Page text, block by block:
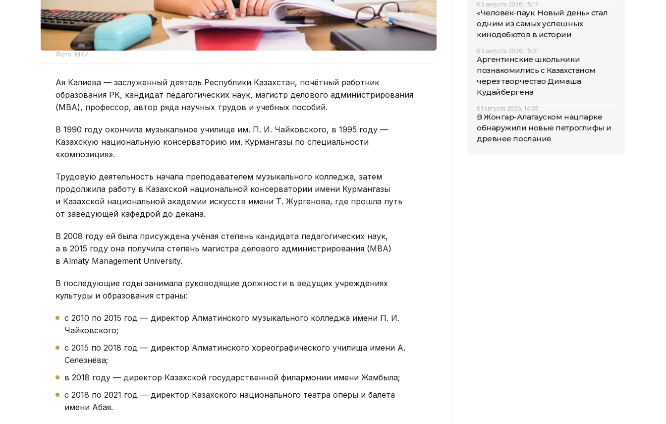
Фото: МКИ
Ая Калиева — заслуженный деятель Республики Казахстан, почётный работник
образования РК, кандидат педагогических наук, магистр делового администрирования
(MBA), профессор, автор ряда научных трудов и учебных пособий.
В 1990 году окончила музыкальное училище им. П. И. Чайковского, в 1995 году —
Казахскую национальную консерваторию им. Курмангазы по специальности
«композиция».
Трудовую деятельность начала преподавателем музыкального колледжа, затем
продолжила работу в Казахской национальной консерватории имени Курмангазы
и Казахской национальной академии искусств имени Т. Жургенова, где прошла путь
от заведующей кафедрой до декана.
В 2008 году ей была присуждена учёная степень кандидата педагогических наук,
а в 2015 году она получила степень магистра делового администрирования (MBA)
в Almaty Management University.
В последующие годы занимала руководящие должности в ведущих учреждениях
культуры и образования страны:
с 2010 по 2015 год — директор Алматинского музыкального колледжа имени П. И.
Чайковского;
с 2015 по 2018 год — директор Алматинского хореографического училища имени А.
Селезнёва;
в 2018 году — директор Казахской государственной филармонии имени Жамбыла;
с 2018 по 2021 год — директор Казахского национального театра оперы и балета
имени Абая.
03 августа 2026, 15:17
«Человек-паук: Новый день» стал
одним из самых успешных
кинодебютов в истории
03 августа 2026, 15:01
Аргентинские школьники
познакомились с Казахстаном
через творчество Димаша
Кудайбергена
01 августа 2026, 14:35
В Жонгар-Алатауском нацпарке
обнаружили новые петроглифы и
древнее послание